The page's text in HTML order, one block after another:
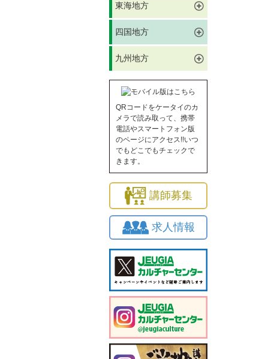
東海地方
四国地方
九州地方
QRコードをケータイのカ
メラで読み取って、携帯
電話やスマートフォン版
のページにアクセス!!いつ
でもどこでもチェックで
きます。
講師募集
求人情報